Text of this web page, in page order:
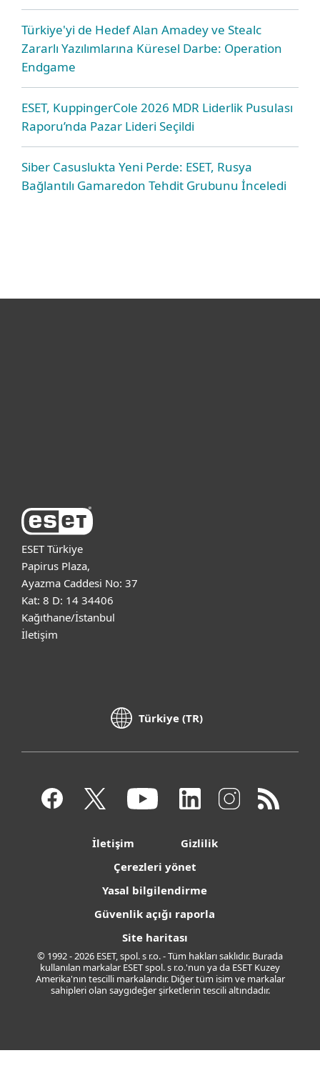
Türkiye'yi de Hedef Alan Amadey ve Stealc
Zararlı Yazılımlarına Küresel Darbe: Operation
Endgame
ESET, KuppingerCole 2026 MDR Liderlik Pusulası
Raporu’nda Pazar Lideri Seçildi
Siber Casuslukta Yeni Perde: ESET, Rusya
Bağlantılı Gamaredon Tehdit Grubunu İnceledi
ESET Türkiye
Papirus Plaza,
Ayazma Caddesi No: 37
Kat: 8 D: 14 34406
Kağıthane/İstanbul
İletişim
Türkiye (TR)
İletişim
Gizlilik
Çerezleri yönet
Yasal bilgilendirme
Güvenlik açığı raporla
Site haritası
© 1992 - 2026 ESET, spol. s r.o. - Tüm hakları saklıdır. Burada
kullanılan markalar ESET spol. s r.o.'nun ya da ESET Kuzey
Amerika'nın tescilli markalarıdır. Diğer tüm isim ve markalar
sahipleri olan saygıdeğer şirketlerin tescili altındadır.